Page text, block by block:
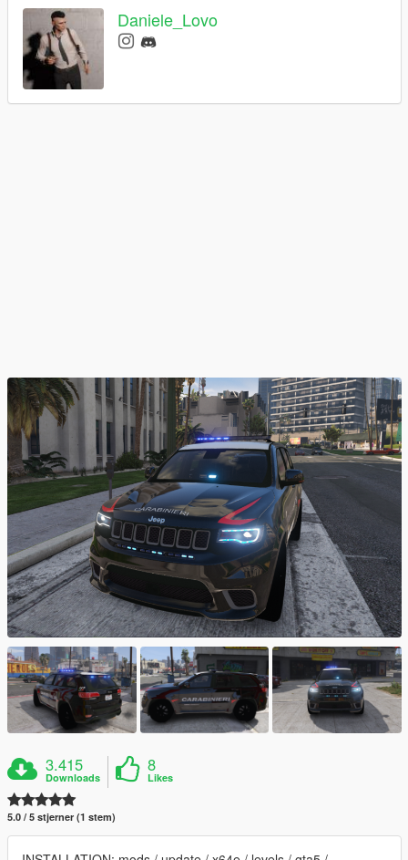
Daniele_Lovo
3.415
Downloads
8
Likes
5.0 / 5 stjerner (1 stem)